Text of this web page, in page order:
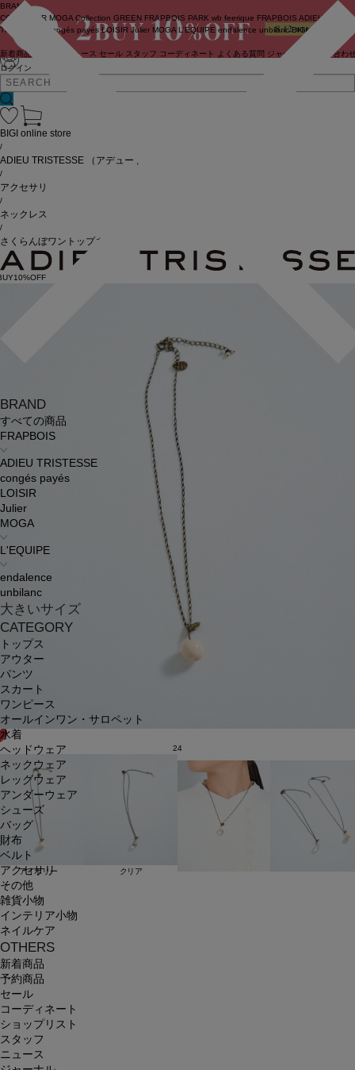
ログイン
BRAND
COUTURIER MOGA Collection GREEN FRAPBOIS PARK wb feerique FRAPBOIS ADIEU
TRISTESSE
congés payés LOISIR Julier MOGA L'EQUIPE endalence unbilanc BIGI online store
新着商品 ニュース セール スタッフ コーディネート よくある質問 ジャーナル お問い合わ
BRAND
すべての商品
FRAPBOIS
ADIEU TRISTESSE
congés payés
LOISIR
Julier
MOGA
L'EQUIPE
endalence
unbilanc
大きいサイズ
CATEGORY
トップス
アウター
パンツ
スカート
ワンピース
オールインワン・サロペット
水着
ヘッドウェア
ネックウェア
レッグウェア
アンダーウェア
シューズ
バッグ
財布
ベルト
アクセサリ
その他
雑貨小物
インテリア小物
ネイルケア
OTHERS
新着商品
予約商品
セール
コーディネート
ショップリスト
スタッフ
ニュース
BIGI online store
/
ADIEU TRISTESSE （アデュートリステス）
/
アクセサリ
/
ネックレス
/
さくらんぼワントップネックレス
24
アイボリー クリア